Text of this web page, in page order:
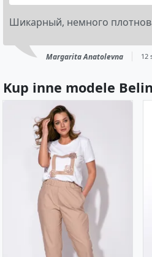
Шикарный, немного
Margarita Anatolevna 12
Kup inne modele